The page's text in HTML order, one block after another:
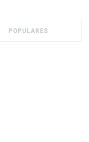
POPULARES